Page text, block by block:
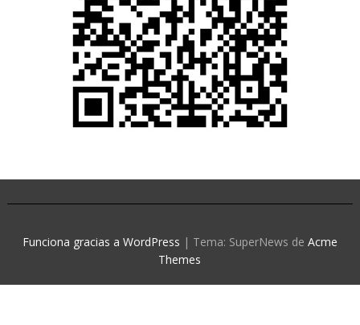
Funciona gracias a WordPress | Tema: SuperNews de Acme
Themes